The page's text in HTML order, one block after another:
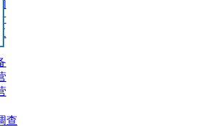
查